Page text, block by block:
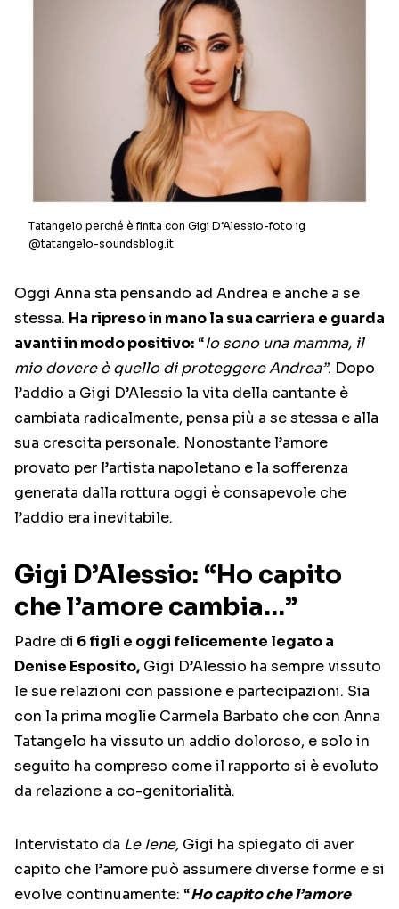
Tatangelo perché è finita con Gigi D’Alessio-foto ig
@tatangelo-soundsblog.it
Oggi Anna sta pensando ad Andrea e anche a se
stessa. Ha ripreso in mano la sua carriera e guarda
avanti in modo positivo: “Io sono una mamma, il
mio dovere è quello di proteggere Andrea”. Dopo
l’addio a Gigi D’Alessio la vita della cantante è
cambiata radicalmente, pensa più a se stessa e alla
sua crescita personale. Nonostante l’amore
provato per l’artista napoletano e la sofferenza
generata dalla rottura oggi è consapevole che
l’addio era inevitabile.
Gigi D’Alessio: “Ho capito
che l’amore cambia…”
Padre di 6 figli e oggi felicemente legato a
Denise Esposito, Gigi D’Alessio ha sempre vissuto
le sue relazioni con passione e partecipazioni. Sia
con la prima moglie Carmela Barbato che con Anna
Tatangelo ha vissuto un addio doloroso, e solo in
seguito ha compreso come il rapporto si è evoluto
da relazione a co-genitorialità.
Intervistato da Le Iene, Gigi ha spiegato di aver
capito che l’amore può assumere diverse forme e si
evolve continuamente: “Ho capito che l’amore